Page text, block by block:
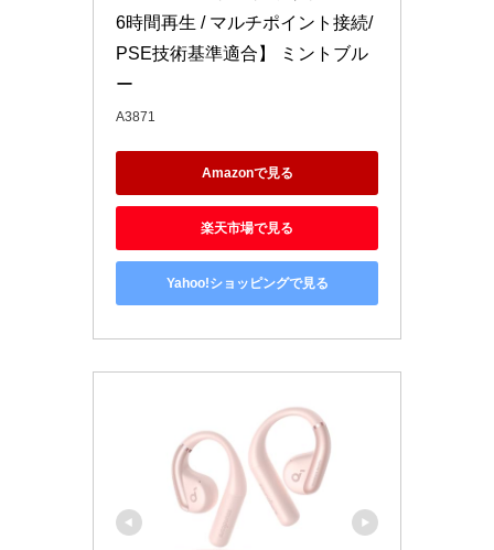
6時間再生 / マルチポイント接続/
PSE技術基準適合】 ミントブル
ー
A3871
Amazonで見る
楽天市場で見る
Yahoo!ショッピングで見る